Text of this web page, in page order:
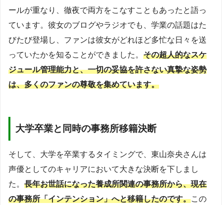
ールが重なり、徹夜で両方をこなすこともあったと語っ
ています。彼女のブログやラジオでも、学業の話題はた
びたび登場し、ファンは彼女がどれほど多忙な日々を送
っていたかを知ることができました。 その超人的なスケ
ジュール管理能力と、一切の妥協を許さない真摯な姿勢
は、多くのファンの尊敬を集めています。
大学卒業と同時の事務所移籍決断
そして、大学を卒業するタイミングで、東山奈央さんは
声優としてのキャリアにおいて大きな決断を下しまし
た。 長年お世話になった養成所関連の事務所から、現在
の事務所「インテンション」へと移籍したのです。この